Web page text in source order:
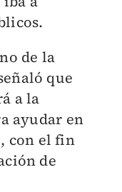
de la
que
a la
ayudar en
con el fin
de